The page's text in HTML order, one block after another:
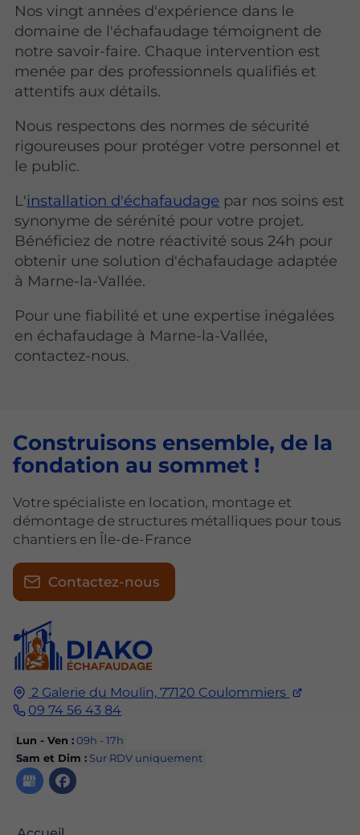
Nos vingt années d'expérience dans le
domaine de l'échafaudage témoignent de
notre savoir-faire. Chaque intervention est
menée par des professionnels qualifiés et
attentifs aux détails.
Nous respectons des normes de sécurité
rigoureuses pour protéger votre personnel et
le public.
L'installation d'échafaudage par nos soins est
synonyme de sérénité pour votre projet.
Bénéficiez de notre réactivité sous 24h pour
obtenir une solution d'échafaudage adaptée
à Marne-la-Vallée.
Pour une fiabilité et une expertise inégalées
en échafaudage à Marne-la-Vallée,
contactez-nous.
2 Galerie du Moulin, 77120 Coulommiers
09 74 56 43 84
Lun - Ven :09h - 17h
Sam et Dim : Sur RDV uniquement
Construisons ensemble, de la
fondation au sommet !
Votre spécialiste en location, montage et
démontage de structures métalliques pour tous
chantiers en Île-de-France
Contactez-nous